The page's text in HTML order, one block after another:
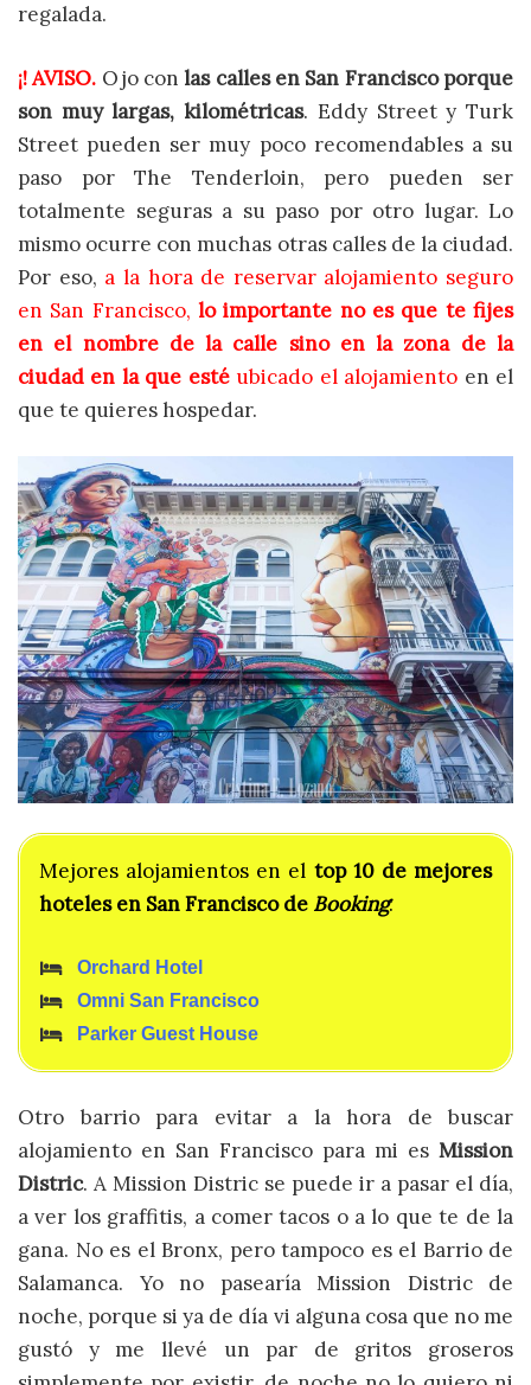
regalada.
¡! AVISO. Ojo conlas calles en San Francisco porque
son muy largas, kilométricas. Eddy Street y Turk
Street pueden ser muy poco recomendables a su
paso por The Tenderloin, pero pueden ser
totalmente seguras a su paso por otro lugar. Lo
mismo ocurre con muchas otras calles de la ciudad.
Por eso, a la hora de reservar alojamiento seguro
en San Francisco, lo importante no es que te fijes
en el nombre de la calle sino en la zona de la
ciudad en la que estéubicado el alojamiento en el
que te quieres hospedar.
Mejores alojamientos en el top 10 de mejores
hoteles en San Francisco de Booking:
Orchard Hotel
Omni San Francisco
Parker Guest House
Otro barrio para evitar a la hora de buscar
alojamiento en San Francisco para mi es Mission
Distric. A Mission Distric se puede ir a pasar el día,
a ver los graffitis, a comer tacos o a lo que te de la
gana. No es el Bronx, pero tampoco es el Barrio de
Salamanca. Yo no pasearía Mission Distric de
noche, porque si ya de día vi alguna cosa que no me
gustó y me llevé un par de gritos groseros